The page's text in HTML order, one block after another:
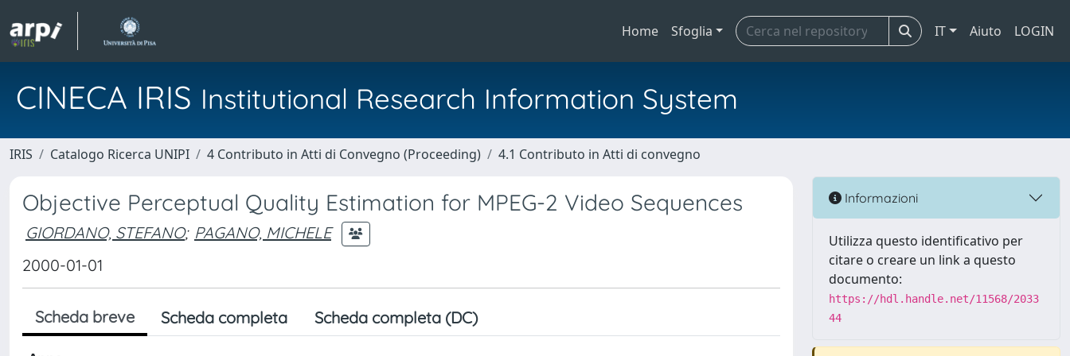
Home Sfoglia IT Aiuto LOGIN
CINECA IRIS Institutional Research Information System
IRIS Catalogo Ricerca UNIPI 4 Contributo in Atti di Convegno (Proceeding) 4.1 Contributo in Atti di convegno
Objective Perceptual Quality Estimation for MPEG-2 Video Sequences
GIORDANO, STEFANO; PAGANO, MICHELE
2000-01-01
Scheda breve Scheda completa Scheda completa (DC)
Informazioni
Utilizza questo identificativo per
citare o creare un link a questo
documento:
https://hdl.handle.net/11568/2033
44